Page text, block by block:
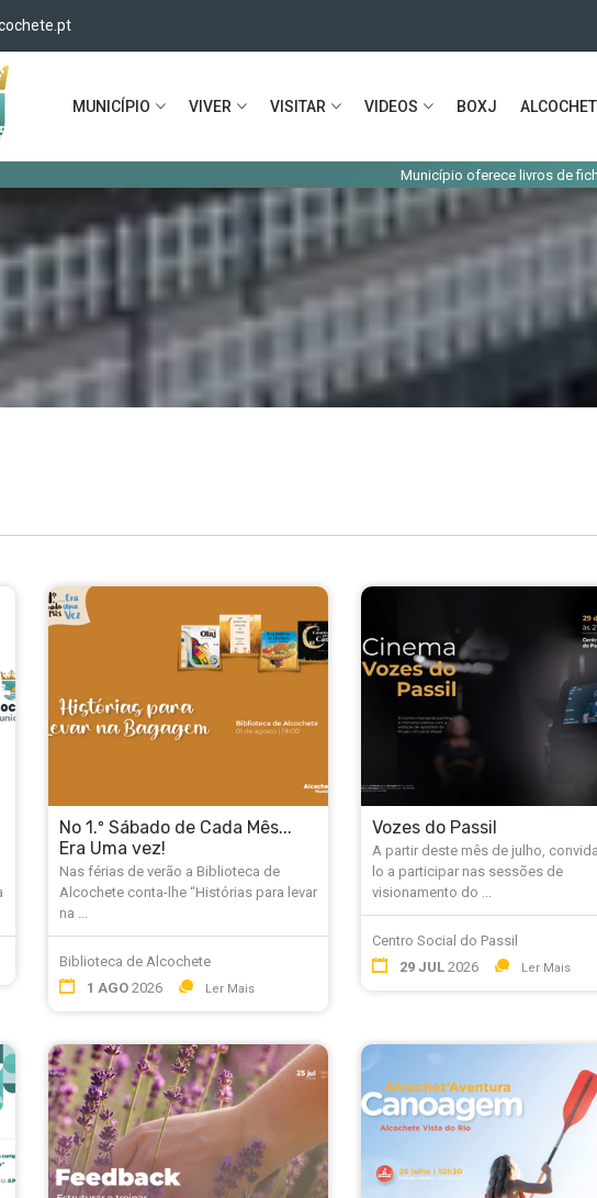
MUNICÍPIO VIVER VISITAR VIDEOS BOXJ
Município oferece livros de fichas e acesso à
No 1.º Sábado de Cada Mês...
Era Uma vez!
Nas férias de verão a Biblioteca de
Alcochete conta-lhe “Histórias para levar
na ...
Biblioteca de Alcochete
1 AGO 2026 Ler Mais
Vozes do Passil
A partir deste mês de julho,
lo a participar nas sessões de
visionamento do ...
Centro Social do Passil
29 JUL2026 Ler Mais